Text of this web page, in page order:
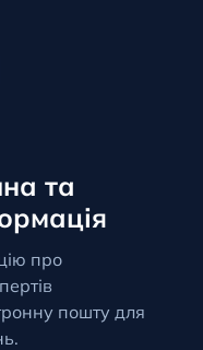
та
про
пошту для